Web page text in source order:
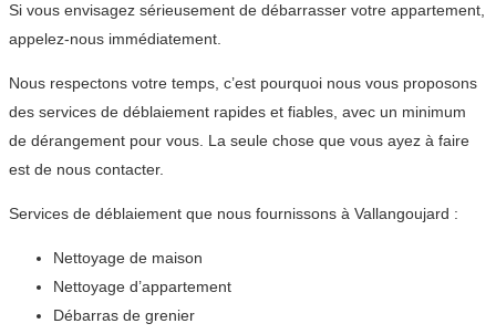
Si vous envisagez sérieusement de débarrasser votre appartement,
appelez-nous immédiatement.
Nous respectons votre temps, c’est pourquoi nous vous proposons
des services de déblaiement rapides et fiables, avec un minimum
de dérangement pour vous. La seule chose que vous ayez à faire
est de nous contacter.
Services de déblaiement que nous fournissons à Vallangoujard :
Nettoyage de maison
Nettoyage d’appartement
Débarras de grenier